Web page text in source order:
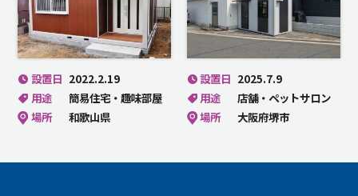
設置日 2022.2.19
用途
簡易住宅・趣味部屋
場所
和歌山県
設置日 2025.7.9
用途
店舗・ペットサロン
場所
大阪府堺市